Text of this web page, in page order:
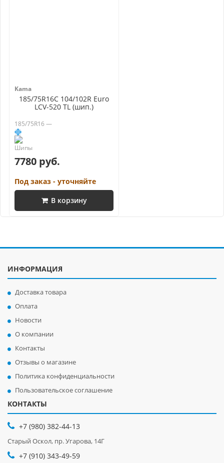
Kama
185/75R16C 104/102R Euro
LCV-520 TL (шип.)
185/75R16 —
7780 руб.
Под заказ - уточняйте
В корзину
ИНФОРМАЦИЯ
Доставка товара
Оплата
Новости
О компании
Контакты
Отзывы о магазине
Политика конфиденциальности
Пользовательское соглашение
КОНТАКТЫ
+7 (980) 382-44-13
Старый Оскол, пр. Угарова, 14Г
+7 (910) 343-49-59